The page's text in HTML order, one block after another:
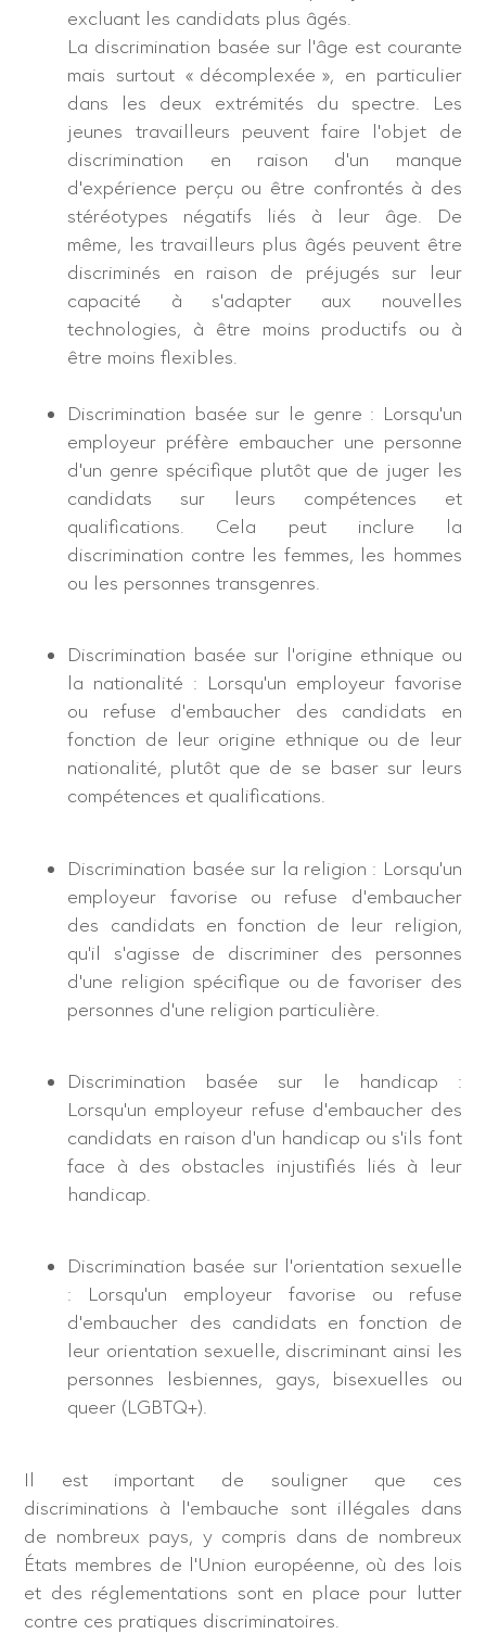
excluant les candidats plus âgés.
La discrimination basée sur l’âge est courante
mais surtout « décomplexée », en particulier
dans les deux extrémités du spectre. Les
jeunes travailleurs peuvent faire l’objet de
discrimination en raison d’un manque
d’expérience perçu ou être confrontés à des
stéréotypes négatifs liés à leur âge. De
même, les travailleurs plus âgés peuvent être
discriminés en raison de préjugés sur leur
capacité à s’adapter aux nouvelles
technologies, à être moins productifs ou à
être moins flexibles.
Discrimination basée sur le genre : Lorsqu’un
employeur préfère embaucher une personne
d’un genre spécifique plutôt que de juger les
candidats sur leurs compétences et
qualifications. Cela peut inclure la
discrimination contre les femmes, les hommes
ou les personnes transgenres.
Discrimination basée sur l’origine ethnique ou
la nationalité : Lorsqu’un employeur favorise
ou refuse d’embaucher des candidats en
fonction de leur origine ethnique ou de leur
nationalité, plutôt que de se baser sur leurs
compétences et qualifications.
Discrimination basée sur la religion : Lorsqu’un
employeur favorise ou refuse d’embaucher
des candidats en fonction de leur religion,
qu’il s’agisse de discriminer des personnes
d’une religion spécifique ou de favoriser des
personnes d’une religion particulière.
Discrimination basée sur le handicap :
Lorsqu’un employeur refuse d’embaucher des
candidats en raison d’un handicap ou s’ils font
face à des obstacles injustifiés liés à leur
handicap.
Discrimination basée sur l’orientation sexuelle
: Lorsqu’un employeur favorise ou refuse
d’embaucher des candidats en fonction de
leur orientation sexuelle, discriminant ainsi les
personnes lesbiennes, gays, bisexuelles ou
queer (LGBTQ+).
Il est important de souligner que ces
discriminations à l’embauche sont illégales dans
de nombreux pays, y compris dans de nombreux
États membres de l’Union européenne, où des lois
et des réglementations sont en place pour lutter
contre ces pratiques discriminatoires.